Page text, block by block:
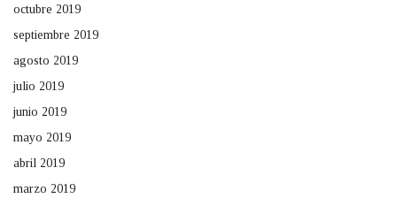
octubre 2019
septiembre 2019
agosto 2019
julio 2019
junio 2019
mayo 2019
abril 2019
marzo 2019